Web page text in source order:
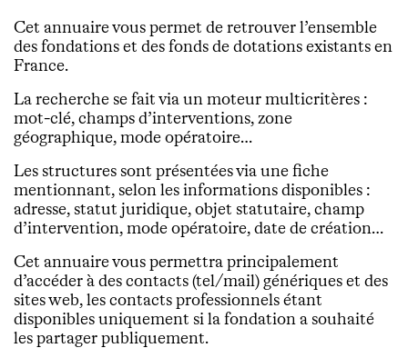
Cet annuaire vous permet de retrouver l’ensemble
des fondations et des fonds de dotations existants en
France.
La recherche se fait via un moteur multicritères :
mot-clé, champs d’interventions, zone
géographique, mode opératoire…
Les structures sont présentées via une fiche
mentionnant, selon les informations disponibles :
adresse, statut juridique, objet statutaire, champ
d’intervention, mode opératoire, date de création…
Cet annuaire vous permettra principalement
d’accéder à des contacts (tel/mail) génériques et des
sites web, les contacts professionnels étant
disponibles uniquement si la fondation a souhaité
les partager publiquement.